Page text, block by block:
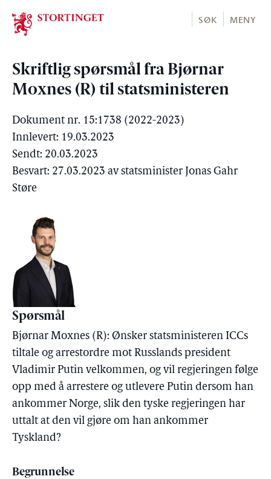
Stortinget.no
SØK MENY
Skriftlig spørsmål fra Bjørnar
Moxnes (R) til statsministeren
Dokument nr. 15:1738 (2022-2023)
Innlevert: 19.03.2023
Sendt: 20.03.2023
Besvart: 27.03.2023 av statsminister Jonas Gahr
Støre
Spørsmål
Bjørnar Moxnes (R): Ønsker statsministeren ICCs
tiltale og arrestordre mot Russlands president
Vladimir Putin velkommen, og vil regjeringen følge
opp med å arrestere og utlevere Putin dersom han
ankommer Norge, slik den tyske regjeringen har
uttalt at den vil gjøre om han ankommer
Tyskland?
Begrunnelse